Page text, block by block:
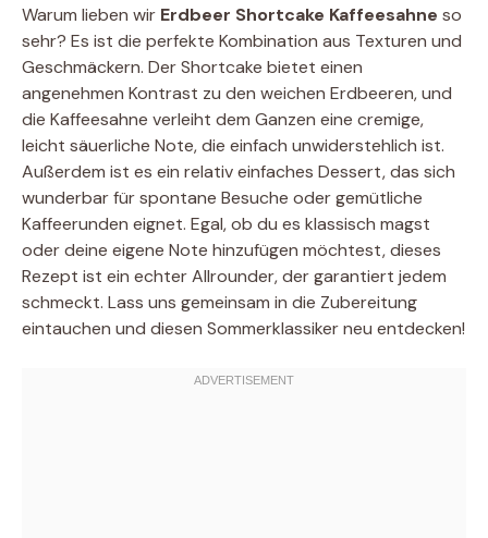
Warum lieben wir Erdbeer Shortcake Kaffeesahne so
sehr? Es ist die perfekte Kombination aus Texturen und
Geschmäckern. Der Shortcake bietet einen
angenehmen Kontrast zu den weichen Erdbeeren, und
die Kaffeesahne verleiht dem Ganzen eine cremige,
leicht säuerliche Note, die einfach unwiderstehlich ist.
Außerdem ist es ein relativ einfaches Dessert, das sich
wunderbar für spontane Besuche oder gemütliche
Kaffeerunden eignet. Egal, ob du es klassisch magst
oder deine eigene Note hinzufügen möchtest, dieses
Rezept ist ein echter Allrounder, der garantiert jedem
schmeckt. Lass uns gemeinsam in die Zubereitung
eintauchen und diesen Sommerklassiker neu entdecken!